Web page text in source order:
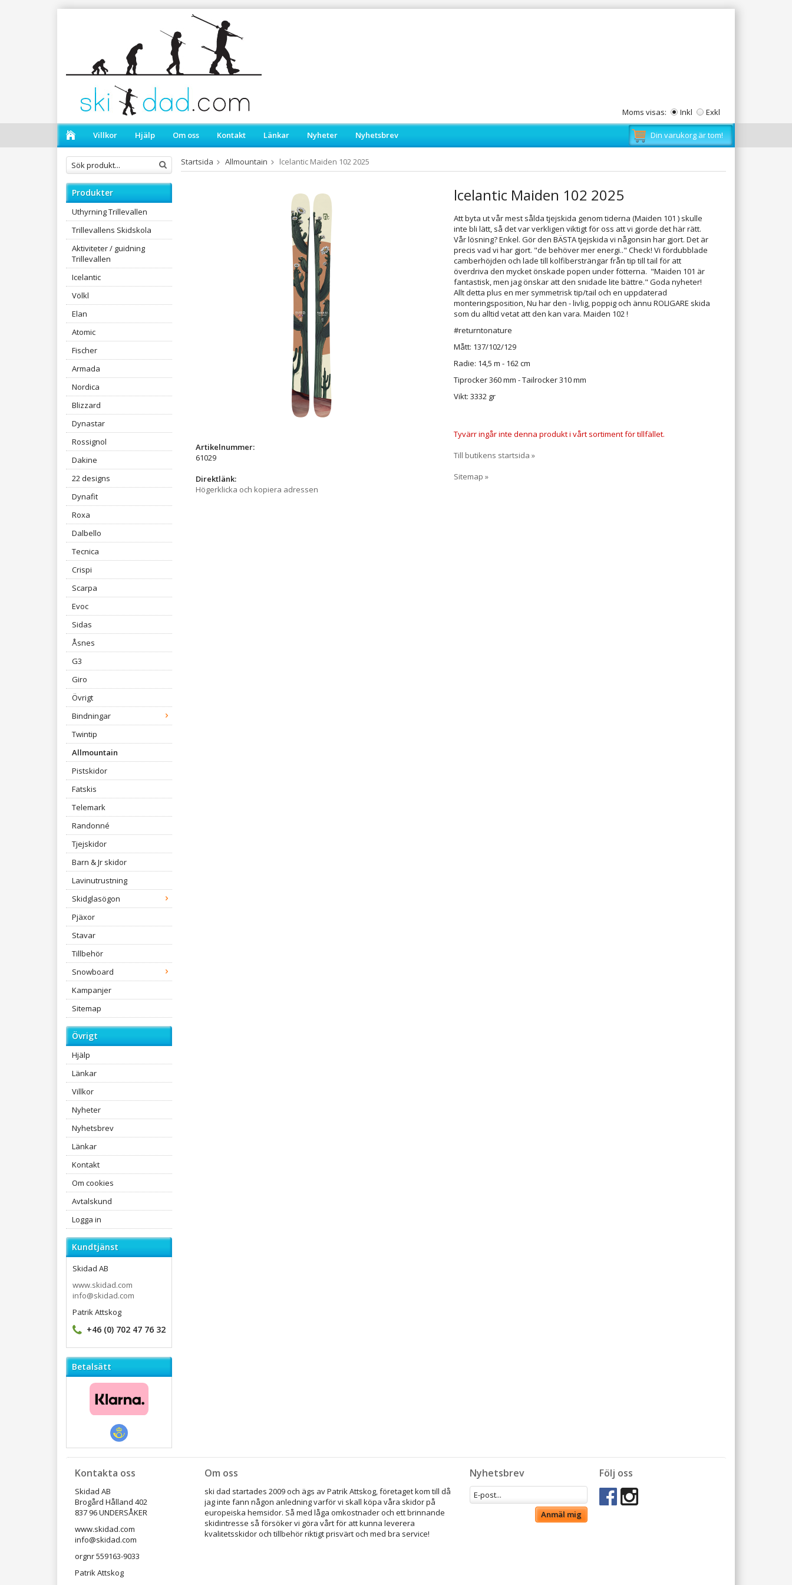
Moms visas: Inkl Exkl
Villkor Hjälp Om oss Kontakt Länkar Nyheter Nyhetsbrev Din varukorg är tom!
Produkter
Uthyrning Trillevallen
Trillevallens Skidskola
Aktiviteter / guidning
Trillevallen
Icelantic
Völkl
Elan
Atomic
Fischer
Armada
Nordica
Blizzard
Dynastar
Rossignol
Dakine
22 designs
Dynafit
Roxa
Dalbello
Tecnica
Crispi
Scarpa
Evoc
Sidas
Åsnes
G3
Giro
Övrigt
Bindningar
Twintip
Allmountain
Pistskidor
Fatskis
Telemark
Randonné
Tjejskidor
Barn & Jr skidor
Lavinutrustning
Skidglasögon
Pjäxor
Stavar
Tillbehör
Snowboard
Kampanjer
Sitemap
Övrigt
Hjälp
Länkar
Villkor
Nyheter
Nyhetsbrev
Länkar
Kontakt
Om cookies
Avtalskund
Logga in
Kundtjänst
Skidad AB
www.skidad.com
info@skidad.com
Patrik Attskog
+46 (0) 702 47 76 32
Betalsätt
Startsida Allmountain lcelantic Maiden 102 2025
lcelantic Maiden 102 2025
Att byta ut vår mest sålda tjejskida genom tiderna (Maiden 101 ) skulle
inte bli lätt, så det var verkligen viktigt för oss att vi gjorde det här rätt.
Vår lösning? Enkel. Gör den BÄSTA tjejskida vi någonsin har gjort. Det är
precis vad vi har gjort. "de behöver mer energi.." Check! Vi fördubblade
camberhöjden och lade till kolfibersträngar från tip till tail för att
överdriva den mycket önskade popen under fötterna. "Maiden 101 är
fantastisk, men jag önskar att den snidade lite bättre." Goda nyheter!
Allt detta plus en mer symmetrisk tip/tail och en uppdaterad
monteringsposition, Nu har den - livlig, poppig och ännu ROLIGARE skida
som du alltid vetat att den kan vara. Maiden 102 !
#returntonature
Mått: 137/102/129
Radie: 14,5 m - 162 cm
Tiprocker 360 mm - Tailrocker 310 mm
Vikt: 3332 gr
Tyvärr ingår inte denna produkt i vårt sortiment för tillfället.
Till butikens startsida »
Sitemap »
Artikelnummer:
61029
Direktlänk:
Högerklicka och kopiera adressen
Kontakta oss
Skidad AB
Brogård Hålland 402
837 96 UNDERSÅKER
www.skidad.com
info@skidad.com
orgnr 559163-9033
Patrik Attskog
Följ oss
Nyhetsbrev
Anmäl mig
Om oss
ski dad startades 2009 och ägs av Patrik Attskog, företaget kom till då
jag inte fann någon anledning varför vi skall köpa våra skidor på
europeiska hemsidor. Så med låga omkostnader och ett brinnande
skidintresse så försöker vi göra vårt för att kunna leverera
kvalitetsskidor och tillbehör riktigt prisvärt och med bra service!